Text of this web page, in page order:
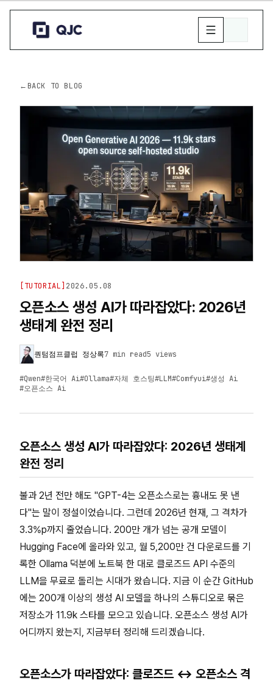
← BACK TO BLOG
TUTORIAL 2026.05.08
오픈소스 생성 AI가 따라잡았다: 2026년
생태계 완전 정리
퀀텀점프클럽 정상록7 min read5 views
#Qwen#한국어 Ai#Ollama#자체 호스팅#LLM#Comfyui#생성 Ai
#오픈소스 Ai
오픈소스 생성 AI가 따라잡았다: 2026년 생태계
완전 정리
불과 2년 전만 해도 "GPT-4는 오픈소스로는 흉내도 못 낸
다"는 말이 정설이었습니다. 그런데 2026년 현재, 그 격차가
3.3%p까지 줄었습니다. 200만 개가 넘는 공개 모델이
Hugging Face에 올라와 있고, 월 5,200만 건 다운로드를 기
록한 Ollama 덕분에 노트북 한 대로 클로즈드 API 수준의
LLM을 무료로 돌리는 시대가 왔습니다. 지금 이 순간 GitHub
에는 200개 이상의 생성 AI 모델을 하나의 스튜디오로 묶은
저장소가 11.9k 스타를 모으고 있습니다. 오픈소스 생성 AI가
어디까지 왔는지, 지금부터 정리해 드리겠습니다.
오픈소스가 따라잡았다: 클로즈드 ↔ 오픈소스 격